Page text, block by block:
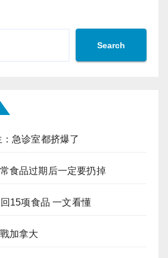
Search
急诊室都挤爆了
食品过期后一定要扔掉
15项食品 一文看懂
加拿大